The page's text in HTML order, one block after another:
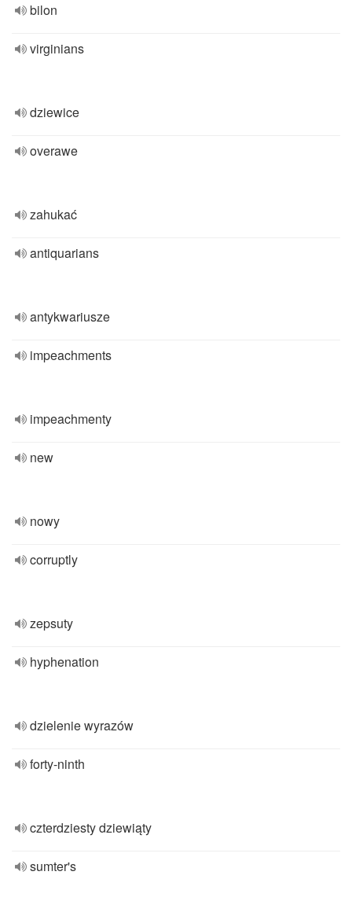
bilon
virginians
dziewice
overawe
zahukać
antiquarians
antykwariusze
impeachments
impeachmenty
new
nowy
corruptly
zepsuty
hyphenation
dzielenie wyrazów
forty-ninth
czterdziesty dziewiąty
sumter's